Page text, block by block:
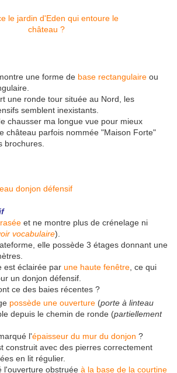
une forme de base rectangulaire ou
une ronde tour située au Nord, les
semblent inexistants.
chausser ma longue vue pour mieux
château parfois nommée "Maison Forte"
brochures.
et ne montre plus de crénelage ni
vocabulaire).
elle possède 3 étages donnant une
est éclairée par une haute fenêtre , ce qui
un donjon défensif.
ce des baies récentes ?
possède une ouverture (porte à linteau
depuis le chemin de ronde (partiellement
l'épaisseur du mur du donjon ?
construit avec des pierres correctement
en lit régulier.
l'ouverture obstruée à la base de la courtine